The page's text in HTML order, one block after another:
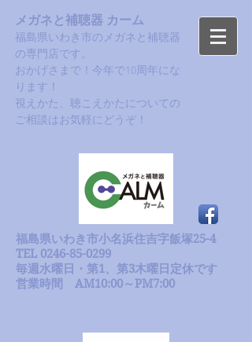
メガネと補聴器 カーム
福島県いわき市のメガネと補聴器
の専門店です。
おかげさまで！今年で10周年にな
ります！​
​視えかた、聴こえかたについての
ご相談はお気軽にどうぞ！
福島県いわき市小名浜住吉字飯塚25-4
TEL 0246-85-0299
毎週水曜日・第1、第3木曜日定休です
​営業時間 AM10:00～PM7:00